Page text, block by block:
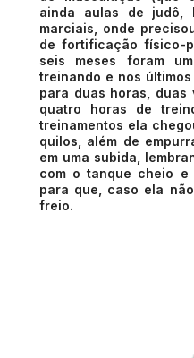
ainda aulas de
marciais, onde
de fortificação físico-
seis meses foram
treinando e nos
para duas horas, duas
quatro horas de
treinamentos ela
quilos, além de
em uma subida,
com o tanque cheio e
para que, caso ela
freio.